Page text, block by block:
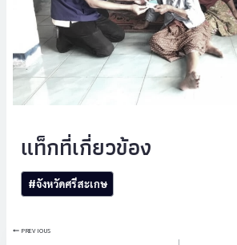
Post
Tags:
#จังหวัดศรีสะเกษ
แนะแนว
PREVIOUS